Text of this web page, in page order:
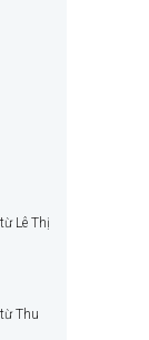
Lê Thị
Thu